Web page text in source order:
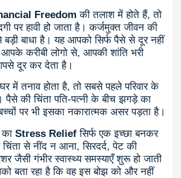
Freedom की तलाश में होते हैं, तो
पर हावी हो जाता है। कर्जमुक्त जीवन की
बड़ी बाधा है। यह आपको सिर्फ पैसे से दूर नहीं
करीबी लोगो से, आपकी शांति भरी
दूर कर देता है।
में तनाव होता है, तो सबसे पहले परिवार के
पैसे की चिंता पति-पत्नी के बीच झगड़े का
पर भी इसका नकारात्मक असर पड़ता है।
Stress Relief सिर्फ एक इच्छा बनकर
चिंता से नींद न आना, सिरदर्द, पेट की
जैसी गंभीर स्वास्थ्य समस्याएँ शुरू हो जाती
बता रहा है कि वह इस बोझ को और नहीं